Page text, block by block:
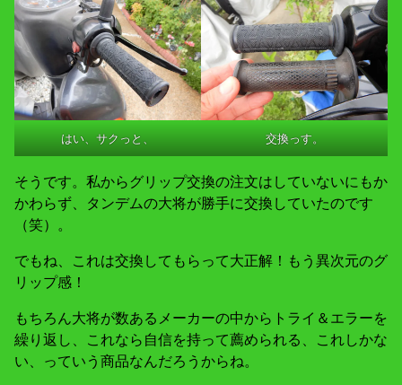
はい、サクっと、 交換っす。
そうです。私からグリップ交換の注文はしていないにもか
かわらず、タンデムの大将が勝手に交換していたのです
（笑）。
でもね、これは交換してもらって大正解！もう異次元のグ
リップ感！
もちろん大将が数あるメーカーの中からトライ＆エラーを
繰り返し、これなら自信を持って薦められる、これしかな
い、っていう商品なんだろうからね。